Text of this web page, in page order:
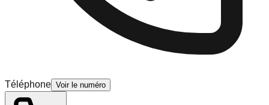
Téléphone Voir le numéro